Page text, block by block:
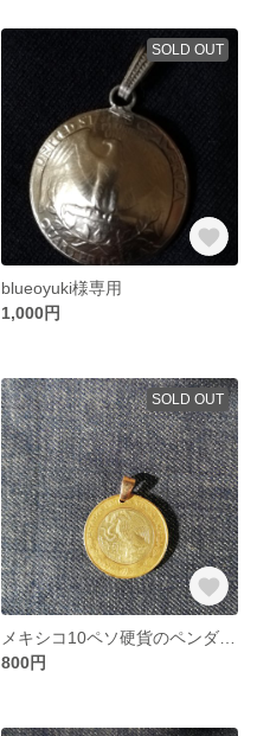
SOLD OUT
blueoyuki様専用
1,000円
SOLD OUT
800円